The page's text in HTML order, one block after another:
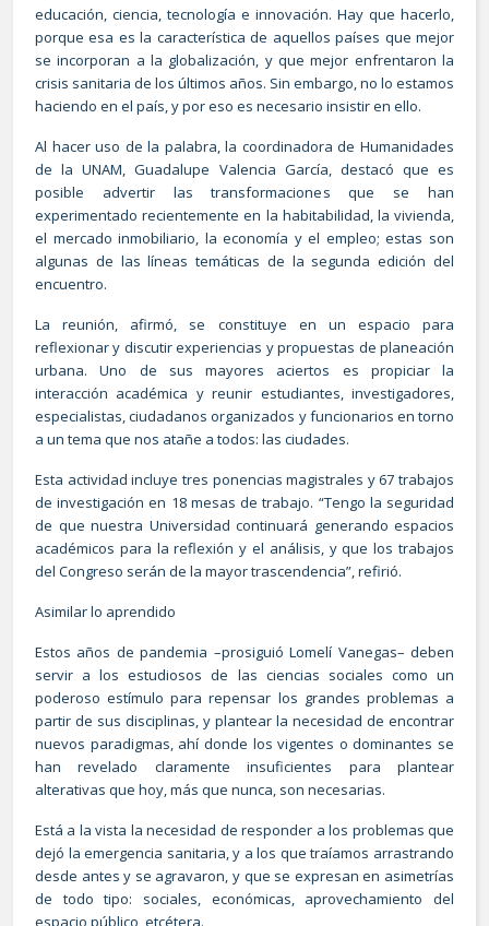
educación, ciencia, tecnología e innovación. Hay que hacerlo,
porque esa es la característica de aquellos países que mejor
se incorporan a la globalización, y que mejor enfrentaron la
crisis sanitaria de los últimos años. Sin embargo, no lo estamos
haciendo en el país, y por eso es necesario insistir en ello.
Al hacer uso de la palabra, la coordinadora de Humanidades
de la UNAM, Guadalupe Valencia García, destacó que es
posible advertir las transformaciones que se han
experimentado recientemente en la habitabilidad, la vivienda,
el mercado inmobiliario, la economía y el empleo; estas son
algunas de las líneas temáticas de la segunda edición del
encuentro.
La reunión, afirmó, se constituye en un espacio para
reflexionar y discutir experiencias y propuestas de planeación
urbana. Uno de sus mayores aciertos es propiciar la
interacción académica y reunir estudiantes, investigadores,
especialistas, ciudadanos organizados y funcionarios en torno
a un tema que nos atañe a todos: las ciudades.
Esta actividad incluye tres ponencias magistrales y 67 trabajos
de investigación en 18 mesas de trabajo. “Tengo la seguridad
de que nuestra Universidad continuará generando espacios
académicos para la reflexión y el análisis, y que los trabajos
del Congreso serán de la mayor trascendencia”, refirió.
Asimilar lo aprendido
Estos años de pandemia –prosiguió Lomelí Vanegas– deben
servir a los estudiosos de las ciencias sociales como un
poderoso estímulo para repensar los grandes problemas a
partir de sus disciplinas, y plantear la necesidad de encontrar
nuevos paradigmas, ahí donde los vigentes o dominantes se
han revelado claramente insuficientes para plantear
alterativas que hoy, más que nunca, son necesarias.
Está a la vista la necesidad de responder a los problemas que
dejó la emergencia sanitaria, y a los que traíamos arrastrando
desde antes y se agravaron, y que se expresan en asimetrías
de todo tipo: sociales, económicas, aprovechamiento del
espacio público, etcétera.